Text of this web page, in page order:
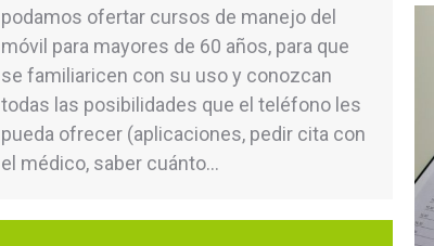
podamos ofertar cursos de manejo del
móvil para mayores de 60 años, para que
se familiaricen con su uso y conozcan
todas las posibilidades que el teléfono les
pueda ofrecer (aplicaciones, pedir cita con
el médico, saber cuánto…